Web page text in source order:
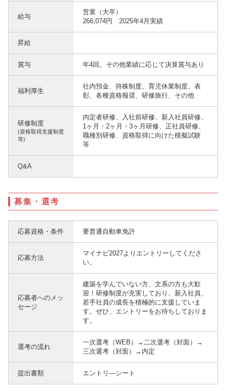
給与
営業（大卒）
266,074円 2025年4月実績
昇給
賞与 年4回。その他業績に応じて決算賞与あり
福利厚生
社内預金、持株制度、育児休業制度、表
彰、各種資格報奨、研修旅行、その他
研修制度
(資格取得支援制度
等)
内定者研修、入社前研修、新入社員研修、
1ヶ月・2ヶ月・3ヶ月研修、正社員研修、
職種別研修、資格取得に向けた模擬試験
等
Q&A
募集・選考
応募資格・条件 要普通自動車免許
応募方法
マイナビ2027よりエントリーしてくださ
い。
応募者へのメッ
セージ
建築を学んでいない方、文系の方も大歓
迎！研修制度が充実しており、新入社員、
若手社員の成長を積極的に支援していま
す。ぜひ、エントリーをお待ちしておりま
す。
選考の流れ
一次選考（WEB）→二次選考（対面）→
三次選考（対面）→内定
提出書類 エントリ―シート